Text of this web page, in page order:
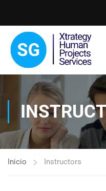
Inicio Instructors